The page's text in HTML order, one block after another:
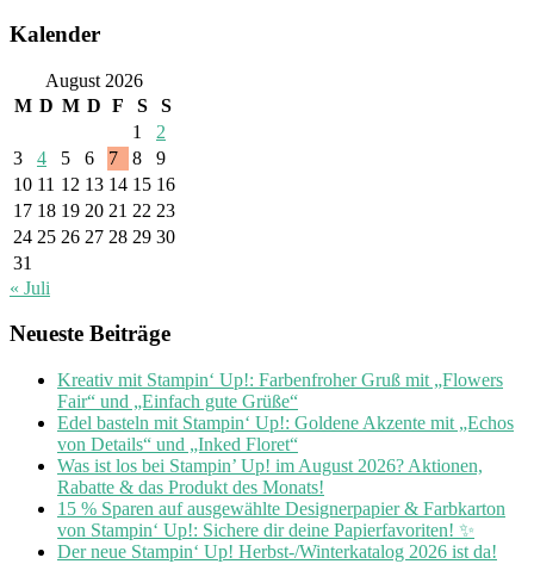
Kalender
August 2026
M D M D F S
S
1
2
3
4 5 6 7 8
9
10 11 12 13 14 15 16
17 18 19 20 21 22 23
24 25 26 27 28 29 30
31
« Juli
Neueste Beiträge
Kreativ mit Stampin‘ Up!: Farbenfroher Gruß mit „Flowers
Fair“ und „Einfach gute Grüße“
Edel basteln mit Stampin‘ Up!: Goldene Akzente mit „Echos
von Details“ und „Inked Floret“
Was ist los bei Stampin’ Up! im August 2026? Aktionen,
Rabatte & das Produkt des Monats!
15 % Sparen auf ausgewählte Designerpapier & Farbkarton
von Stampin‘ Up!: Sichere dir deine Papierfavoriten! ✨
Der neue Stampin‘ Up! Herbst-/Winterkatalog 2026 ist da!